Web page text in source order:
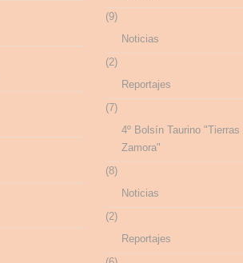
(9)
Noticias
(2)
Reportajes
(7)
4º Bolsín Taurino "Tierras
Zamora"
(8)
Noticias
(2)
Reportajes